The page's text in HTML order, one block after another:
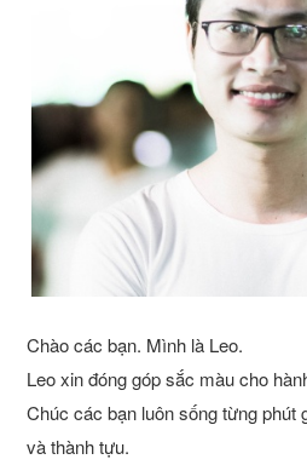
Chào các bạn. Mình là Leo.
Leo xin đóng góp sắc màu cho
Chúc các bạn luôn sống từng phút
và thành tựu.